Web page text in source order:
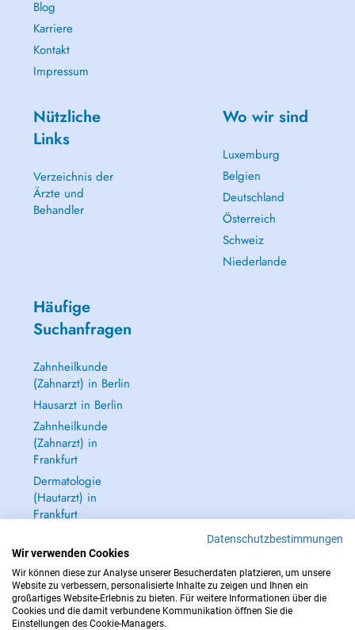
Blog
Karriere
Kontakt
Impressum
Nützliche
Links
Verzeichnis der
Ärzte und
Behandler
Wo wir sind
Luxemburg
Belgien
Deutschland
Österreich
Schweiz
Niederlande
Häufige
Suchanfragen
Zahnheilkunde
(Zahnarzt) in Berlin
Hausarzt in Berlin
Zahnheilkunde
(Zahnarzt) in
Frankfurt
Dermatologie
(Hautarzt) in
Frankfurt
IM NOTFALL WENDEN SIE SICH AN : 112
Datenschutzbestimmungen
Wir verwenden Cookies
Wir können diese zur Analyse unserer Besucherdaten platzieren, um unsere
Website zu verbessern, personalisierte Inhalte zu zeigen und Ihnen ein
großartiges Website-Erlebnis zu bieten. Für weitere Informationen über die
Cookies und die damit verbundene Kommunikation öffnen Sie die
Einstellungen des Cookie-Managers.